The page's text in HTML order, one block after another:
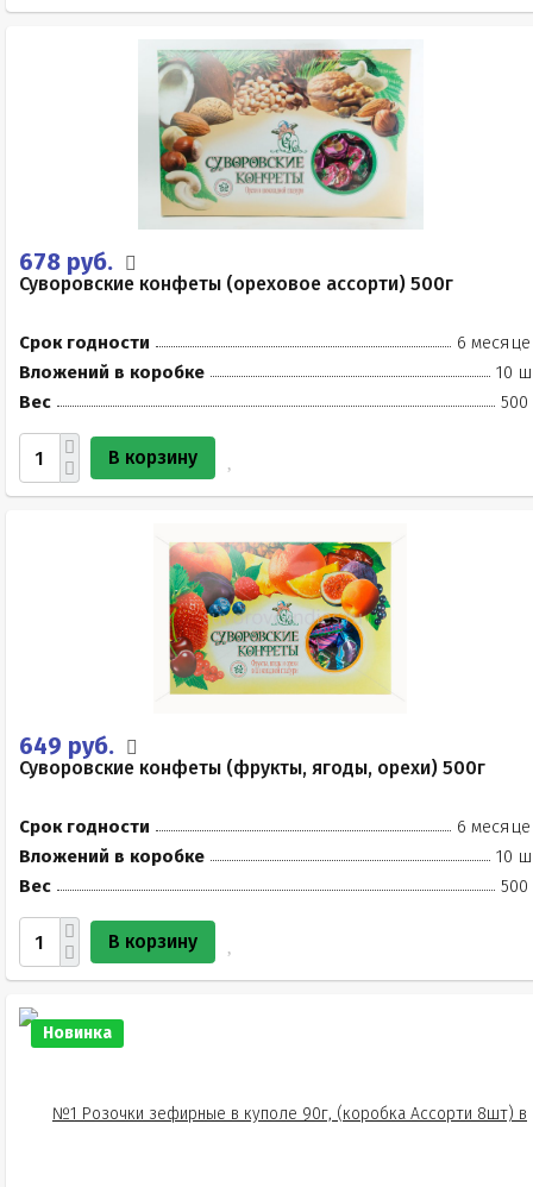
678 руб.
Суворовские конфеты (ореховое ассорти) 500г
Срок годности
6
Вложений в коробке
10
Вес
500
В корзину
649 руб.
Суворовские конфеты (фрукты, ягоды, орехи) 500г
Срок годности
6
Вложений в коробке
10
Вес
500
В корзину
Новинка